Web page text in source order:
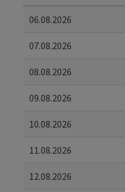
06.08.2026
07.08.2026
08.08.2026
09.08.2026
10.08.2026
11.08.2026
12.08.2026